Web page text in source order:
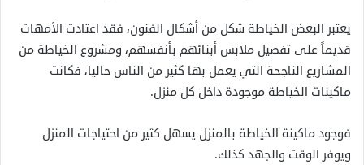
يعتبر البعض الخياطة شكل من أشكال الفنون، فقد اعتادت الأمهات
قديماً على تفصيل ملابس أبنائهم بأنفسهم، ومشروع الخياطة من
المشاريع الناجحة التي يعمل بها كثير من الناس حاليا، فكانت
ماكينات الخياطة موجودة داخل كل منزل.
فوجود ماكينة الخياطة بالمنزل يسهل كثير من احتياجات المنزل
ويوفر الوقت والجهد كذلك.